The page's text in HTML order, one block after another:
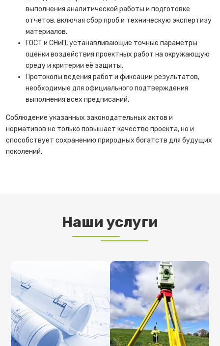
выполнения аналитической работы и подготовке
отчетов, включая сбор проб и техническую экспертизу
материалов.
ГОСТ и СНиП, устанавливающие точные параметры
оценки воздействия проектных работ на окружающую
среду и критерии её защиты.
Протоколы ведения работ и фиксации результатов,
необходимые для официального подтверждения
выполнения всех предписаний.
Соблюдение указанных законодательных актов и
нормативов не только повышает качество проекта, но и
способствует сохранению природных богатств для будущих
поколений.
Наши услуги